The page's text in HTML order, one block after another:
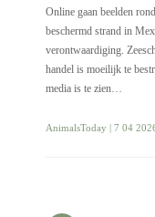
Online gaan beelden
beschermd strand in
verontwaardiging.
handel is moeilijk te
media is te zien…
AnimalsToday | 7 04